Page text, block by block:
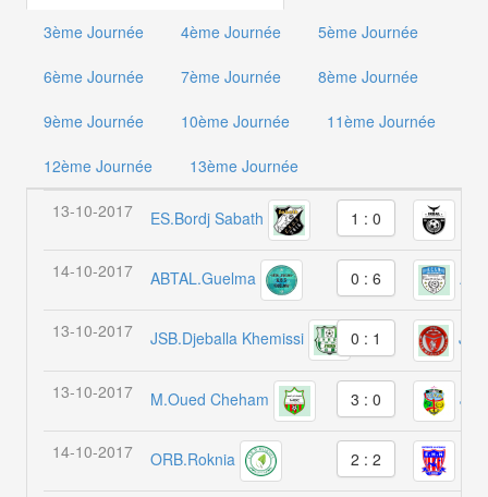
3ème Journée 4ème Journée 5ème Journée
6ème Journée 7ème Journée 8ème Journée
9ème Journée 10ème Journée 11ème Journée
12ème Journée 13ème Journée
13-10-2017 ES.Bordj Sabath 1 : 0
14-10-2017 ABTAL.Guelma 0 : 6
13-10-2017 JSB.Djeballa Khemissi 0 : 1
13-10-2017 M.Oued Cheham 3 : 0
14-10-2017 ORB.Roknia 2 : 2